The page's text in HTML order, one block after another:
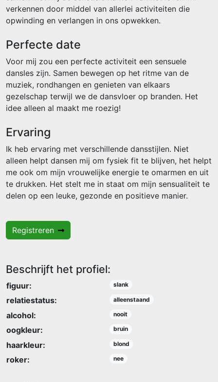
verkennen door middel van allerlei activiteiten die
opwinding en verlangen in ons opwekken.
Perfecte date
Voor mij zou een perfecte activiteit een sensuele
dansles zijn. Samen bewegen op het ritme van de
muziek, rondhangen en genieten van elkaars
gezelschap terwijl we de dansvloer op branden. Het
idee alleen al maakt me roezig!
Ervaring
Ik heb ervaring met verschillende dansstijlen. Niet
alleen helpt dansen mij om fysiek fit te blijven, het helpt
me ook om mijn vrouwelijke energie te omarmen en uit
te drukken. Het stelt me in staat om mijn sensualiteit te
delen op een leuke, gezonde en positieve manier.
Registreren
Beschrijft het profiel:
figuur: slank
relatiestatus: alleenstaand
alcohol: nooit
oogkleur: bruin
haarkleur: blond
roker: nee